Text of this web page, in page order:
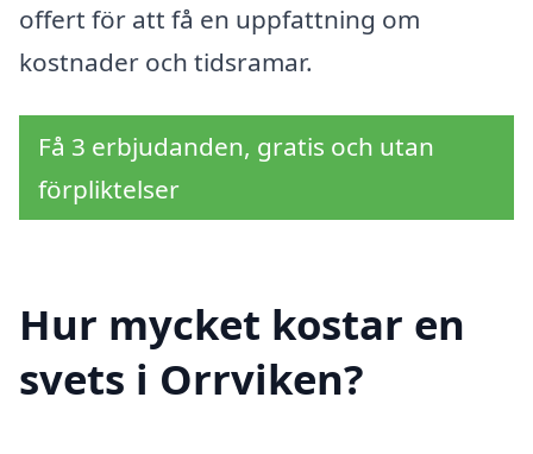
offert för att få en uppfattning om
kostnader och tidsramar.
Få 3 erbjudanden, gratis och utan
förpliktelser
Hur mycket kostar en
svets i Orrviken?